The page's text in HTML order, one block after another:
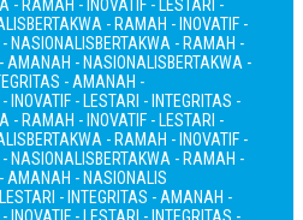
- RAMAH - INOVATIF - LESTARI -
BERTAKWA - RAMAH - INOVATIF -
NASIONALISBERTAKWA - RAMAH -
- AMANAH - NASIONALISBERTAKWA -
- AMANAH -
INOVATIF - LESTARI - INTEGRITAS -
- RAMAH - INOVATIF - LESTARI -
BERTAKWA - RAMAH - INOVATIF -
NASIONALISBERTAKWA - RAMAH -
- AMANAH - NASIONALIS
- INTEGRITAS - AMANAH -